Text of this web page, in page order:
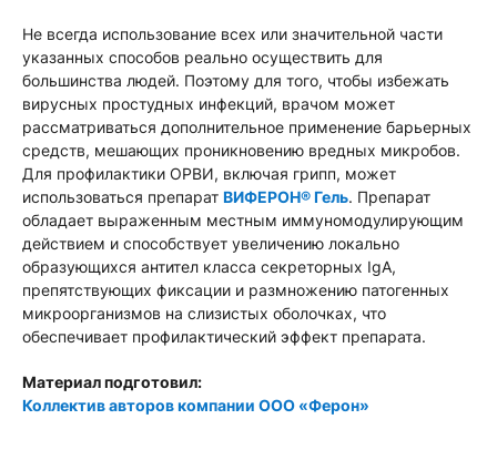
Не всегда использование всех или значительной части
указанных способов реально осуществить для
большинства людей. Поэтому для того, чтобы избежать
вирусных простудных инфекций, врачом может
рассматриваться дополнительное применение барьерных
средств, мешающих проникновению вредных микробов.
Для профилактики ОРВИ, включая грипп, может
использоваться препарат ВИФЕРОН® Гель. Препарат
обладает выраженным местным иммуномодулирующим
действием и способствует увеличению локально
образующихся антител класса секреторных IgA,
препятствующих фиксации и размножению патогенных
микроорганизмов на слизистых оболочках, что
обеспечивает профилактический эффект препарата.
Материал подготовил:
Коллектив авторов компании ООО «Ферон»